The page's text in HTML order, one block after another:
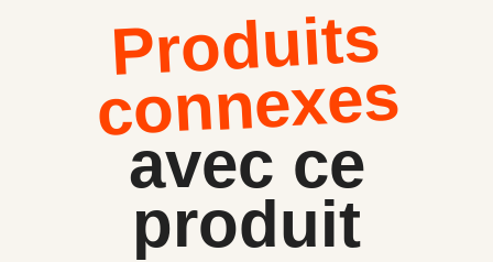
Produits
connexes
avec ce
produit